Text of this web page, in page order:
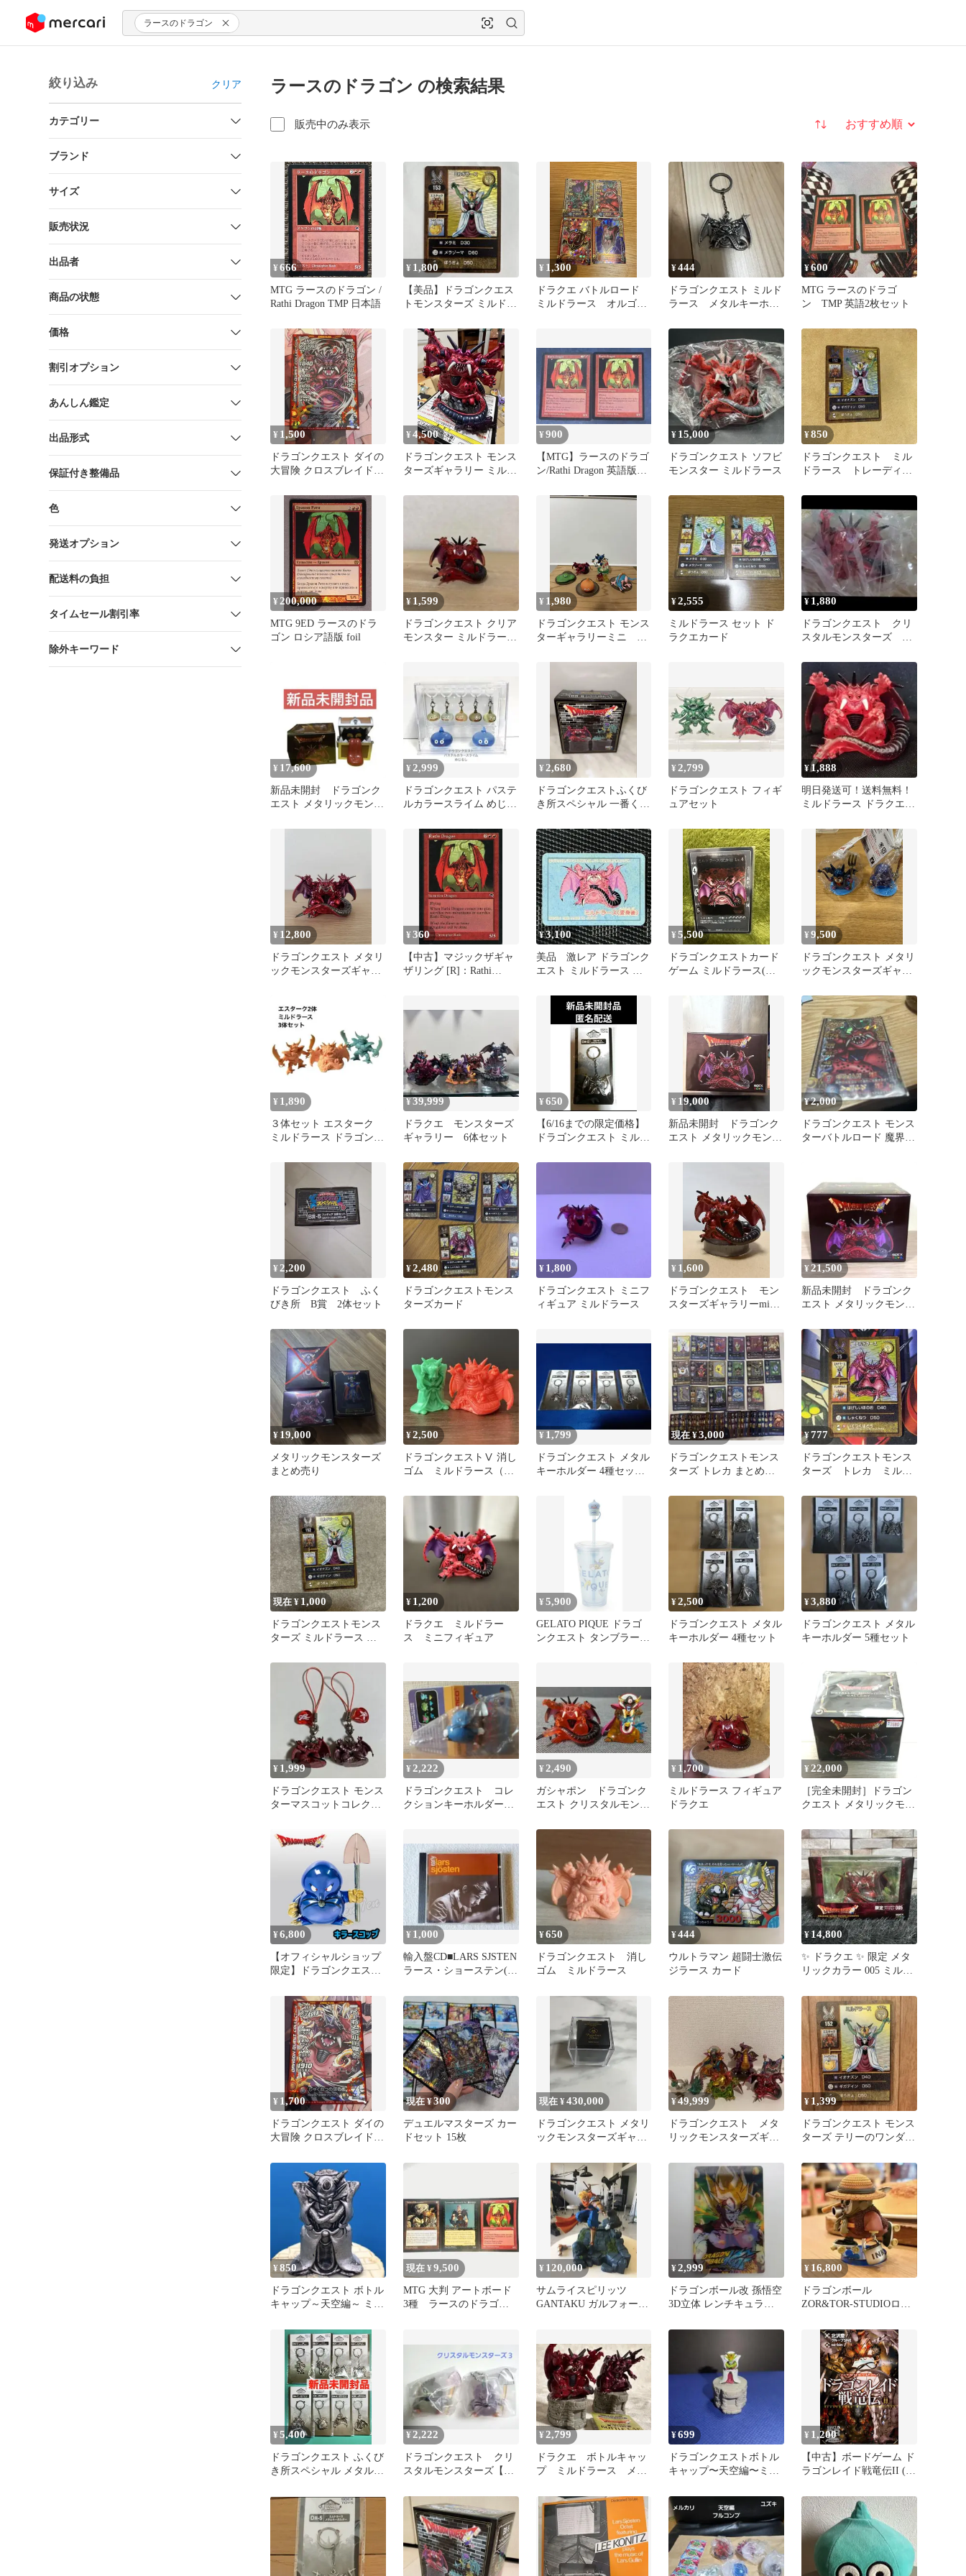
ツにスキップ ラースのドラゴン
絞り込み クリア
カテゴリー
ブランド
サイズ
販売状況
出品者
商品の状態
価格
割引オプション
あんしん鑑定
出品形式
保証付き整備品
色
発送オプション
配送料の負担
タイムセール割引率
除外キーワード
ラースのドラゴン の検索結果
販売中のみ表示 並び替え
¥666
MTG ラースのドラゴン /
Rathi Dragon TMP 日本語
¥ 1,800
【美品】ドラゴンクエス
トモンスターズ ミルドラ
ルカード
¥ 1,300
ドラクエ バトルロード
ミルドラース オルゴデ
¥444
ドラゴンクエスト ミルド
ラース メタルキーホル
¥600
MTG ラースのドラゴ
ン TMP 英語2枚セット
¥ 1,500
ドラゴンクエスト ダイの
大冒険 クロスブレイド
¥4,500
ドラゴンクエスト モンス
ターズギャラリー ミルド
¥900
【MTG】ラースのドラゴ
ン/Rathi Dragon 英語版
¥ 15,000
ドラゴンクエスト ソフビ
モンスター ミルドラース
¥850
ドラゴンクエスト ミル
ドラース トレーディン
¥ 200,000
MTG 9ED ラースのドラ
ゴン ロシア語版 foil
¥ 1,599
ドラゴンクエスト クリア
モンスター ミルドラース
¥ 1,980
ドラゴンクエスト モンス
ターギャラリーミニ ほ
¥2,555
ミルドラース セット ド
ラクエカード
¥ 1,880
ドラゴンクエスト クリ
スタルモンスターズ カ
ミルドラース
¥ 17,600
新品未開封 ドラゴンク
エスト メタリックモンス
ラース
¥ 2,999
ドラゴンクエスト パステ
ルカラースライム めじる
セット
¥ 2,680
ドラゴンクエストふくび
き所スペシャル 一番くじ
デミーラ
¥ 2,799
ドラゴンクエスト フィギ
ュアセット
¥1,888
明日発送可！送料無料！
ミルドラース ドラクエ
¥ 12,800
ドラゴンクエスト メタリ
ックモンスターズギャラ
¥360
【中古】マジックザギャ
ザリング [R]：Rathi
¥3,100
美品 激レア ドラゴンク
エスト ミルドラース 変
1993
¥5,500
ドラゴンクエストカード
ゲーム ミルドラース(変
¥9,500
ドラゴンクエスト メタリ
ックモンスターズギャラ
コップ
¥ 1,890
３体セット エスターク
ミルドラース ドラゴンク
ュア
¥39,999
ドラクエ モンスターズ
ギャラリー 6体セット
¥650
【6/16までの限定価格】
ドラゴンクエスト ミルド
ー
¥ 19,000
新品未開封 ドラゴンク
エスト メタリックモンス
ラース
¥2,000
ドラゴンクエスト モンス
ターバトルロード 魔界の
¥ 2,200
ドラゴンクエスト ふく
びき所 B賞 2体セット
¥2,480
ドラゴンクエストモンス
ターズカード
¥ 1,800
ドラゴンクエスト ミニフ
ィギュア ミルドラース
¥ 1,600
ドラゴンクエスト モン
スターズギャラリーmini
¥21,500
新品未開封 ドラゴンク
エスト メタリックモンス
ラース
¥ 19,000
メタリックモンスターズ
まとめ売り
¥2,500
ドラゴンクエストⅤ 消し
ゴム ミルドラース（緑
種セット
¥ 1,799
ドラゴンクエスト メタル
キーホルダー 4種セット
現在 ¥3,000
ドラゴンクエストモンス
ターズ トレカ まとめ売
¥777
ドラゴンクエストモンス
ターズ トレカ ミルド
現在 ¥ 1,000
ドラゴンクエストモンス
ターズ ミルドラース ト
¥ 1,200
ドラクエ ミルドラー
ス ミニフィギュア
¥5,900
GELATO PIQUE ドラゴ
ンクエスト タンブラース
¥2,500
ドラゴンクエスト メタル
キーホルダー 4種セット
¥3,880
ドラゴンクエスト メタル
キーホルダー 5種セット
¥ 1,999
ドラゴンクエスト モンス
ターマスコットコレクシ
ット
¥ 2,222
ドラゴンクエスト コレ
クションキーホルダー
¥ 2,490
ガシャポン ドラゴンク
エスト クリスタルモンス
マ
¥ 1,700
ミルドラース フィギュア
ドラクエ
¥22,000
［完全未開封］ドラゴン
クエスト メタリックモン
ドラース
¥6,800
【オフィシャルショップ
限定】ドラゴンクエスト
ギャラリー キラースコッ
プ 【新品】 ドラクエ グ
ッズ フィギュア モンス
ター ダイキャスト製 金
属 自分へのプレゼント
¥ 1,000
輸入盤CD■LARS SJSTEN
ラース・ショーステン(p)
¥650
ドラゴンクエスト 消し
ゴム ミルドラース
¥444
ウルトラマン 超闘士激伝
ジラース カード
¥14,800
✨ ドラクエ ✨ 限定 メタ
リックカラー 005 ミルド
¥ 1,700
ドラゴンクエスト ダイの
大冒険 クロスブレイド
ガレア
現在 ¥300
デュエルマスターズ カー
ドセット 15枚
現在 ¥430,000
ドラゴンクエスト メタリ
ックモンスターズギャラ
＋その他
¥49,999
ドラゴンクエスト メタ
リックモンスターズギャ
王系等 箱あり
¥ 1,399
ドラゴンクエスト モンス
ターズ テリーのワンダー
ラ
¥850
ドラゴンクエスト ボトル
キャップ～天空編～ ミル
現在 ¥9,500
MTG 大判 アートボード
3種 ラースのドラゴ
¥ 120,000
サムライスピリッツ
GANTAKU ガルフォード
¥2,999
ドラゴンボール改 孫悟空
3D立体 レンチキュラー
¥ 16,800
ドラゴンボール
ZOR&TOR-STUDIOロー
フィギュア
¥5,400
ドラゴンクエスト ふくび
き所スペシャル メタルキ
¥2,222
ドラゴンクエスト クリ
スタルモンスターズ【キ
¥2,799
ドラクエ ボトルキャッ
プ ミルドラース メタ
変身
¥699
ドラゴンクエストボトル
キャップ〜天空編〜ミル
Ver）!!!
¥ 1,200
【中古】ボードゲーム ド
ラゴンレイド戦竜伝II (ソ
ーリー＆データブック)